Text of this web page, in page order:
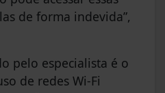
de forma indevida”,
pelo especialista é o
de redes Wi-Fi